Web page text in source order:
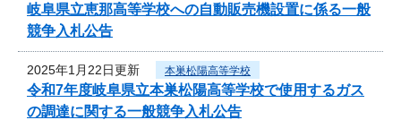
岐阜県立恵那高等学校への自動販売機設置に係る一般
競争入札公告
2025年1月22日更新 本巣松陽高等学校
令和7年度岐阜県立本巣松陽高等学校で使用するガス
の調達に関する一般競争入札公告